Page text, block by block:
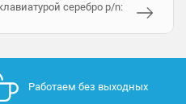
серебро p/n:
Работаем без выходных